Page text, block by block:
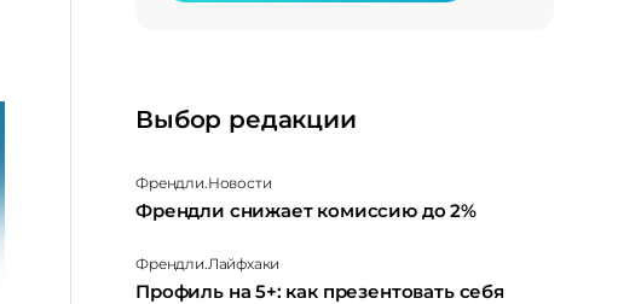
Выбор редакции
Френдли.Новости
Френдли снижает комиссию до 2%
Френдли.Лайфхаки
Профиль на 5+: как презентовать себя